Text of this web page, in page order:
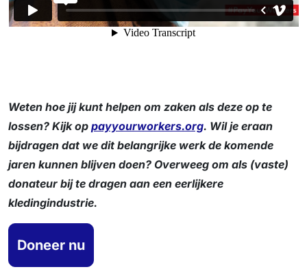
Weten hoe jij kunt helpen om zaken als deze op te
lossen? Kijk op payyourworkers.org. Wil je eraan
bijdragen dat we dit belangrijke werk de komende
jaren kunnen blijven doen? Overweeg om als (vaste)
donateur bij te dragen aan een eerlijkere
kledingindustrie.
Doneer nu